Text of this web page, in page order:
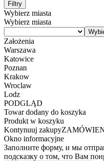
Filtry
Wybierz miasta
Wybierz miasta
Założenia
Warszawa
Katowice
Poznan
Krakow
Wroclaw
Lodz
PODGLĄD
Towar dodany do koszyka
Produkt w koszyku
Kontynuuj zakupy
Okno informacyjne
Заполните форму, и мы
подсказку о том, что Вам